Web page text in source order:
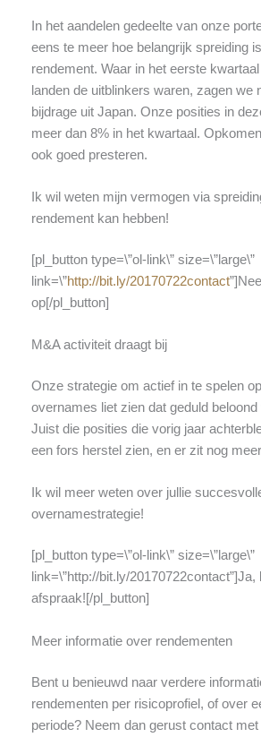
In het aandelen gedeelte van onze
eens te meer hoe belangrijk spreiding
rendement. Waar in het eerste
landen de uitblinkers waren, zagen we
bijdrage uit Japan. Onze posities in
meer dan 8% in het kwartaal.
ook goed presteren.
Ik wil weten mijn vermogen via
rendement kan hebben!
[pl_button type=\”ol-link\” size=\”large\”
link=\”http://bit.ly/20170722contact
op[/pl_button]
M&A activiteit draagt bij
Onze strategie om actief in te spelen
overnames liet zien dat geduld beloond
Juist die posities die vorig jaar
een fors herstel zien, en er zit nog
Ik wil meer weten over jullie
overnamestrategie!
[pl_button type=\”ol-link\” size=\”large\”
link=\”http://bit.ly/
afspraak![/pl_button]
Meer informatie over rendementen
Bent u benieuwd naar verdere
rendementen per risicoprofiel, of over
periode? Neem dan gerust contact